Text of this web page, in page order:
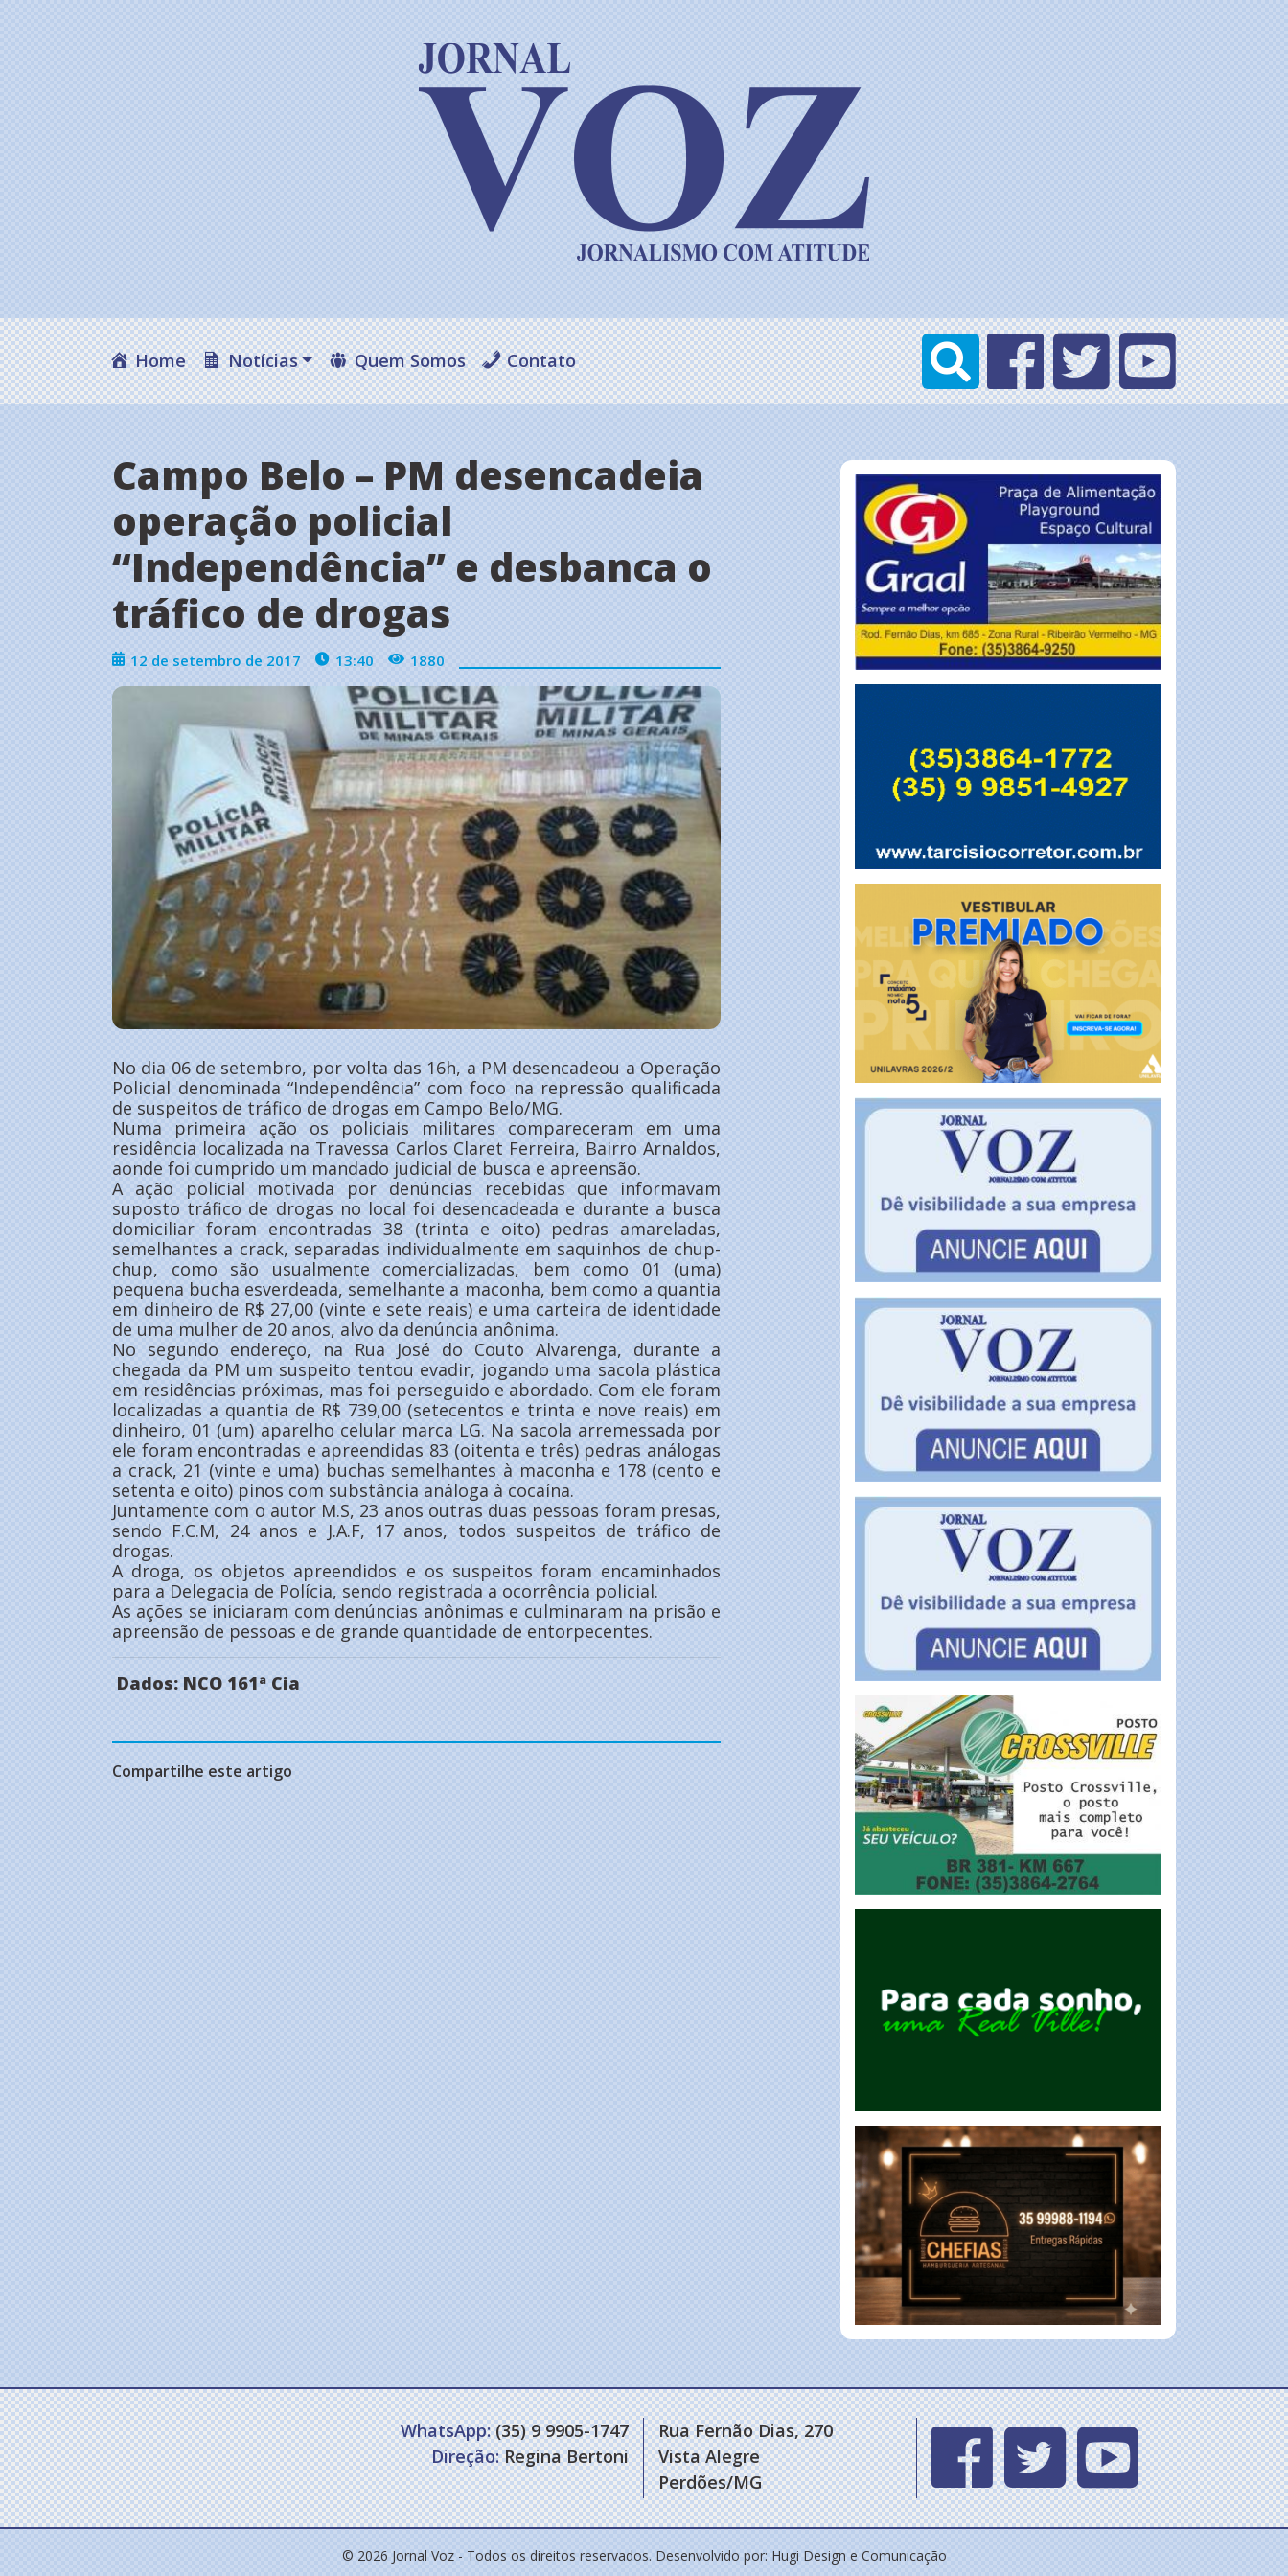
Home Notícias Quem Somos Contato
Campo Belo – PM desencadeia
operação policial
“Independência” e desbanca o
tráfico de drogas
12 de setembro de 2017 13:40 1880
No dia 06 de setembro, por volta das 16h, a PM desencadeou a Operação
Policial denominada “Independência” com foco na repressão qualificada
de suspeitos de tráfico de drogas em Campo Belo/MG.
Numa primeira ação os policiais militares compareceram em uma
residência localizada na Travessa Carlos Claret Ferreira, Bairro Arnaldos,
aonde foi cumprido um mandado judicial de busca e apreensão.
A ação policial motivada por denúncias recebidas que informavam
suposto tráfico de drogas no local foi desencadeada e durante a busca
domiciliar foram encontradas 38 (trinta e oito) pedras amareladas,
semelhantes a crack, separadas individualmente em saquinhos de chup-
chup, como são usualmente comercializadas, bem como 01 (uma)
pequena bucha esverdeada, semelhante a maconha, bem como a quantia
em dinheiro de R$ 27,00 (vinte e sete reais) e uma carteira de identidade
de uma mulher de 20 anos, alvo da denúncia anônima.
No segundo endereço, na Rua José do Couto Alvarenga, durante a
chegada da PM um suspeito tentou evadir, jogando uma sacola plástica
em residências próximas, mas foi perseguido e abordado. Com ele foram
localizadas a quantia de R$ 739,00 (setecentos e trinta e nove reais) em
dinheiro, 01 (um) aparelho celular marca LG. Na sacola arremessada por
ele foram encontradas e apreendidas 83 (oitenta e três) pedras análogas
a crack, 21 (vinte e uma) buchas semelhantes à maconha e 178 (cento e
setenta e oito) pinos com substância análoga à cocaína.
Juntamente com o autor M.S, 23 anos outras duas pessoas foram presas,
sendo F.C.M, 24 anos e J.A.F, 17 anos, todos suspeitos de tráfico de
drogas.
A droga, os objetos apreendidos e os suspeitos foram encaminhados
para a Delegacia de Polícia, sendo registrada a ocorrência policial.
As ações se iniciaram com denúncias anônimas e culminaram na prisão e
apreensão de pessoas e de grande quantidade de entorpecentes.
Dados: NCO 161ª Cia
Compartilhe este artigo
WhatsApp:(35) 9 9905-1747
Direção:Regina Bertoni
Rua Fernão Dias, 270
Vista Alegre
Perdões/MG
© 2026 Jornal Voz - Todos os direitos reservados. Desenvolvido por: Hugi Design e Comunicação